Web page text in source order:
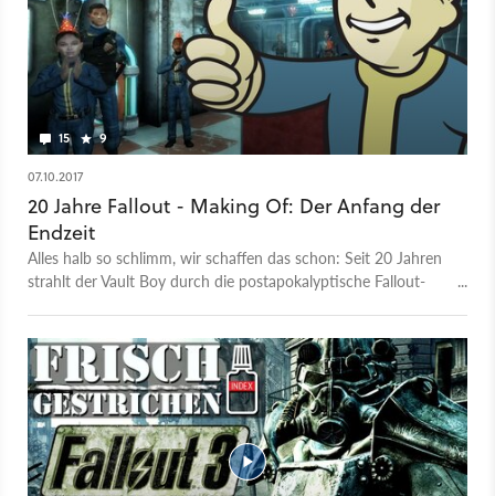
15 9
07.10.2017
20 Jahre Fallout - Making Of: Der Anfang der
Endzeit
Alles halb so schlimm, wir schaffen das schon: Seit 20 Jahren
strahlt der Vault Boy durch die postapokalyptische Fallout-
kultigsten Spielwelten hervorachte.